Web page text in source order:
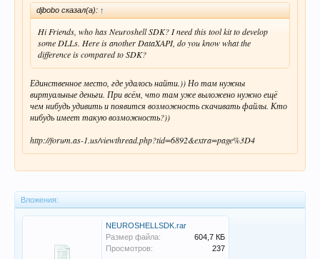
djbobo сказал(а): ↑
Hi Friends, who has Neuroshell SDK? I need this tool kit to develop
some DLLs. Here is another DataXAPI, do you know what the
difference is compared to SDK?
Единственное место, где удалось найти.)) Но там нужны
виртуальные деньги. При всём, что там уже выложено нужно ещё
чем нибудь удивить и появится возможность скачивать файлы. Кто
нибудь имеет такую возможность?))
http://forum.as-1.us/viewthread.php?tid=6892&extra=page%3D4
Вложения:
NEUROSHELLSDK.rar
Размер файла:
604,7 КБ
Просмотров:
237